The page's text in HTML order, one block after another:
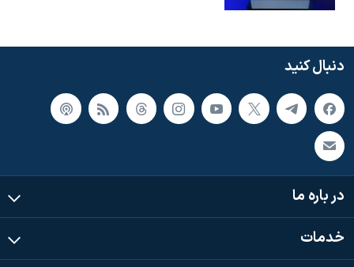
دنبال کنید
در باره ما
خدمات